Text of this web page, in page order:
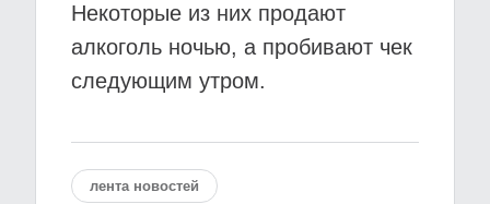
Некоторые из них продают
алкоголь ночью, а пробивают чек
следующим утром.
лента новостей